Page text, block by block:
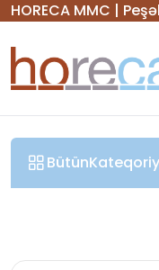
HORECA MMC |
Bütün